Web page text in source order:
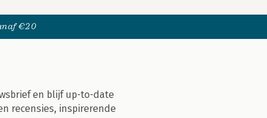
€20
en blijf up-to-date
recensies, inspirerende